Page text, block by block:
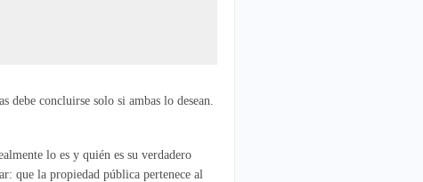
debe concluirse solo si ambas lo desean.
lo es y quién es su verdadero
que la propiedad pública pertenece al